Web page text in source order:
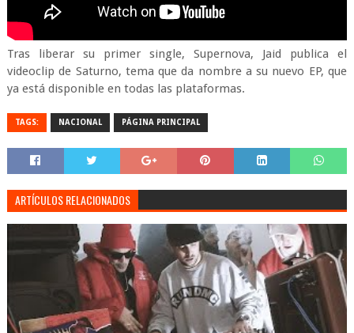
Tras liberar su primer single, Supernova, Jaid publica el
videoclip de Saturno, tema que da nombre a su nuevo EP, que
ya está disponible en todas las plataformas.
TAGS: NACIONAL PÁGINA PRINCIPAL
ARTÍCULOS RELACIONADOS